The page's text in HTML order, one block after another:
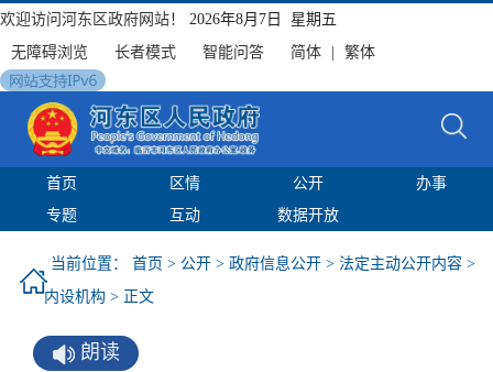
欢迎访问河东区政府网站！
2026年8月7日 星期五
无障碍浏览
长者模式 智能问答 简体 繁体
首页 区情 公开
办事
专题
互动 数据开放
当前位置： 首页 > 公开 > 政府信息公开 > 法定主动公开内容 >
内设机构 > 正文
朗读